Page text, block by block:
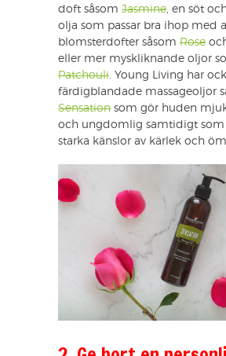
doft såsom Jasmine , en söt
olja som passar bra ihop med
blomsterdofter såsom Rose
eller mer myskliknande oljor
Patchouli . Young Living har
färdigblandade massageoljor
Sensation som gör huden
och ungdomlig samtidigt
starka känslor av kärlek och